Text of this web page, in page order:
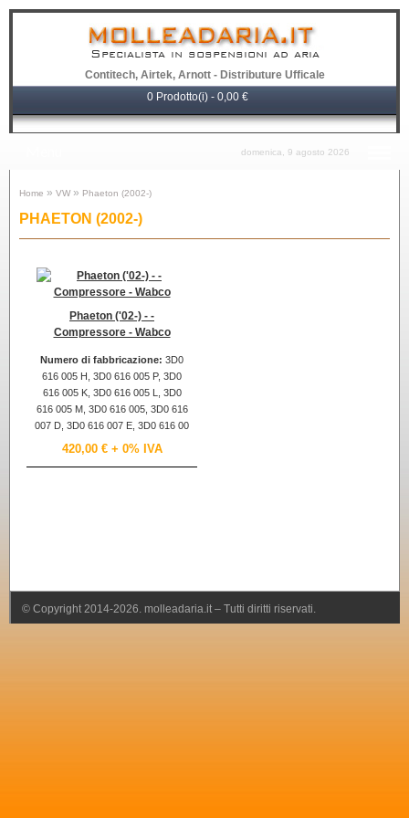
Specialista in sospensioni ad aria
Contitech, Airtek, Arnott - Distributure Ufficale
0 Prodotto(i) - 0,00 €
domenica, 9 agosto 2026
Home » VW» Phaeton (2002-)
PHAETON (2002-)
Phaeton ('02-) - -
Compressore - Wabco
Numero di fabbricazione: 3D0
616 005 H, 3D0 616 005 P, 3D0
616 005 K, 3D0 616 005 L, 3D0
616 005 M, 3D0 616 005, 3D0 616
007 D, 3D0 616 007 E, 3D0 616 00
420,00 €+ 0% IVA
© Copyright 2014-2026. molleadaria.it – Tutti diritti riservati.